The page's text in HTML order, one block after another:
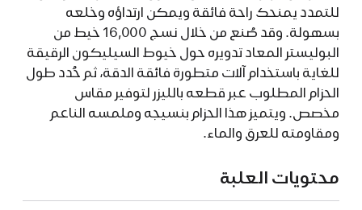
للتمدد يمنحك راحة فائقة ويمكن ارتداؤه وخلعه
بسهولة. وقد صُنع من خلال نسج 16,000 خيط من
البوليستر المعاد تدويره حول خيوط السيليكون الرقيقة
للغاية باستخدام آلات متطورة فائقة الدقة، ثم حُدد طول
الحزام المطلوب عبر قطعه بالليزر لتوفير مقاس
مخصص. ويتميز هذا الحزام بنسيجه وملمسه الناعم
ومقاومته للعرق والماء.
محتويات العلبة